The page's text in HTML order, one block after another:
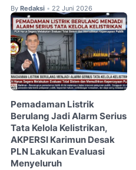
By Redaksi • 22 Juni 2026
Pemadaman Listrik
Berulang Jadi Alarm Serius
Tata Kelola Kelistrikan,
AKPERSI Karimun Desak
PLN Lakukan Evaluasi
Menyeluruh